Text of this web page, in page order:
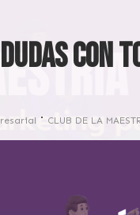
con
CLUB DE LA